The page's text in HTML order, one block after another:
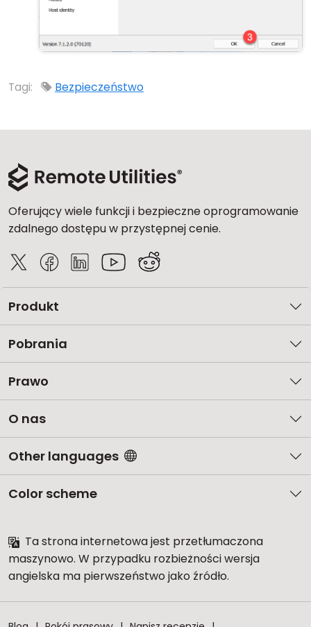
Tagi: Bezpieczeństwo
Oferujący wiele funkcji i bezpieczne oprogramowanie
zdalnego dostępu w przystępnej cenie.
Produkt
Pobrania
Prawo
O nas
Other languages
Color scheme
Ta strona internetowa jest przetłumaczona
maszynowo. W przypadku rozbieżności wersja
angielska ma pierwszeństwo jako źródło.